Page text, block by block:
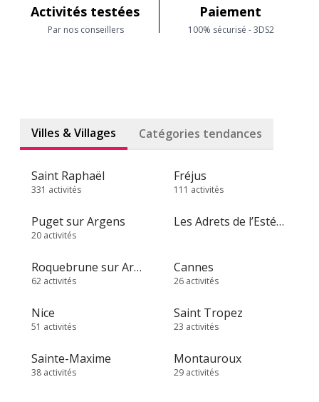
Activités testées
Par nos conseillers
Paiement
100% sécurisé - 3DS2
Villes & Villages Catégories tendances
Saint Raphaël
331 activités
Fréjus
111 activités
Puget sur Argens
20 activités
Les Adrets de l’Estérel
Roquebrune sur Argens
62 activités
Cannes
26 activités
Nice
51 activités
Saint Tropez
23 activités
Sainte-Maxime
38 activités
Montauroux
29 activités